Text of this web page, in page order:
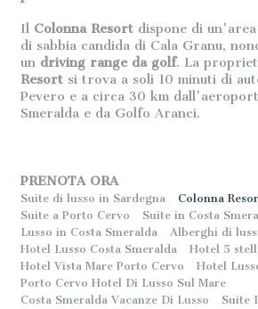
Il Colonna Resort dispone di
di sabbia candida di Cala Granu,
un driving range da golf. La
Resort si trova a soli 10 minuti di
Pevero e a circa 30 km
Smeralda e da Golfo Aranci.
PRENOTA ORA
Suite di lusso in Sardegna
Colonna
Suite a Porto Cervo
Suite in Costa
Lusso in Costa Smeralda
Alberghi di
Hotel Lusso Costa Smeralda
Hotel 5
Hotel Vista Mare Porto Cervo
Hotel
Porto Cervo Hotel Di Lusso Sul Mare
Costa Smeralda Vacanze Di Lusso
Suite